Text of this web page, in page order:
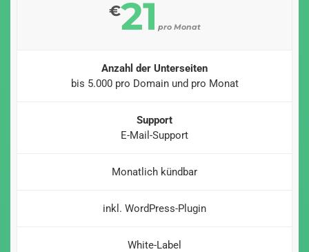
€21 pro Monat
Anzahl der Unterseiten
bis 5.000 pro Domain und pro Monat
Support
E-Mail-Support
Monatlich kündbar
inkl. WordPress-Plugin
White-Label